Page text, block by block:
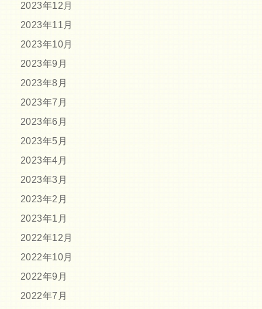
2023年12月
2023年11月
2023年10月
2023年9月
2023年8月
2023年7月
2023年6月
2023年5月
2023年4月
2023年3月
2023年2月
2023年1月
2022年12月
2022年10月
2022年9月
2022年7月